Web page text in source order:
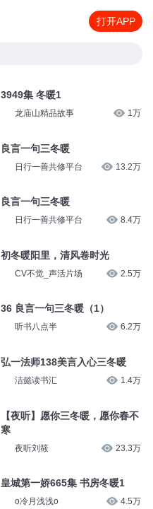
打开APP
3949集 冬暖1
龙庙山精品故事 1万
良言一句三冬暖
日行一善共修平台 13.2万
良言一句三冬暖
日行一善共修平台 8.4万
初冬暖阳里，清风卷时光
CV不觉_声活片场 2.5万
36 良言一句三冬暖（1）
听书八点半 6.2万
弘一法师138美言入心三冬暖
洁懿读书汇 1.4万
【夜听】愿你三冬暖，愿你春不
寒
夜听刘筱 23.3万
皇城第一娇665集 书房冬暖1
o冷月浅浅o 4.5万